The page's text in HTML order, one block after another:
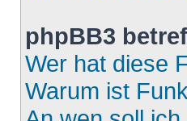
phpBB3
Wer hat diese
Warum ist